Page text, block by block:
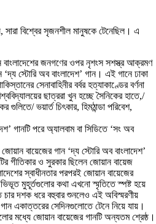
সারা বিশ্বের সৃজনশীল মানুষকে টেনেছিল। এ
বাংলাদেশের জনগণের ওপর নৃশংস সশস্ত্র আক্রমণ
স্টোরি অব বাংলাদেশ’ গান। এই গানে ঢাকা
সেনাবাহিনীর বর্বর হত্যাকাণ্ডের বর্ণনা
ছাত্ররা খুন হচ্ছে সৈনিকের হাতে,/
গুলিতে/ ভয়ার্ত চিৎকার, হিমঠান্ডা পরিবেশ,
গানটি পরে অ্যালবাম বা সিডিতে ‘সং অব
বায়েজের গান ‘দ্য স্টোরি অব বাংলাদেশ’
ও সুরকার ছিলেন জোয়ান বায়েজ
স্বাধীনতার পরপরই জোয়ান বায়েজের
মুহূর্তগুলোর কথা এখনো স্মৃতিতে স্পষ্ট হয়ে
দশক ধরে বহুবার শুনলেও এই অবিস্মরণীয়
একাত্তরের সেদিনগুলোতে টেনে নিয়ে যায়।
মধ্যে জোয়ান বায়েজের গানটি অন্যতম শ্রেষ্ঠ।